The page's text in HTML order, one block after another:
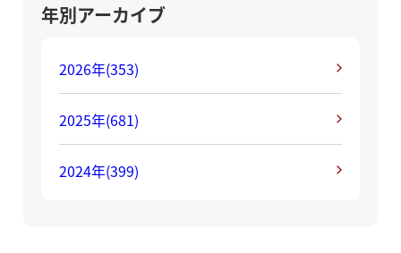
年別アーカイブ
2026年(353)
2025年(681)
2024年(399)